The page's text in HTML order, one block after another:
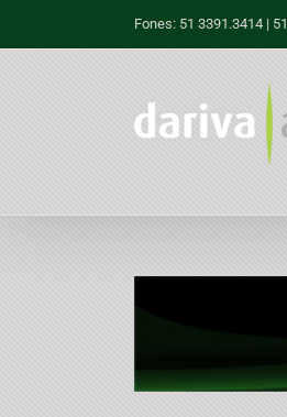
Fones: 51 3391.3414 |